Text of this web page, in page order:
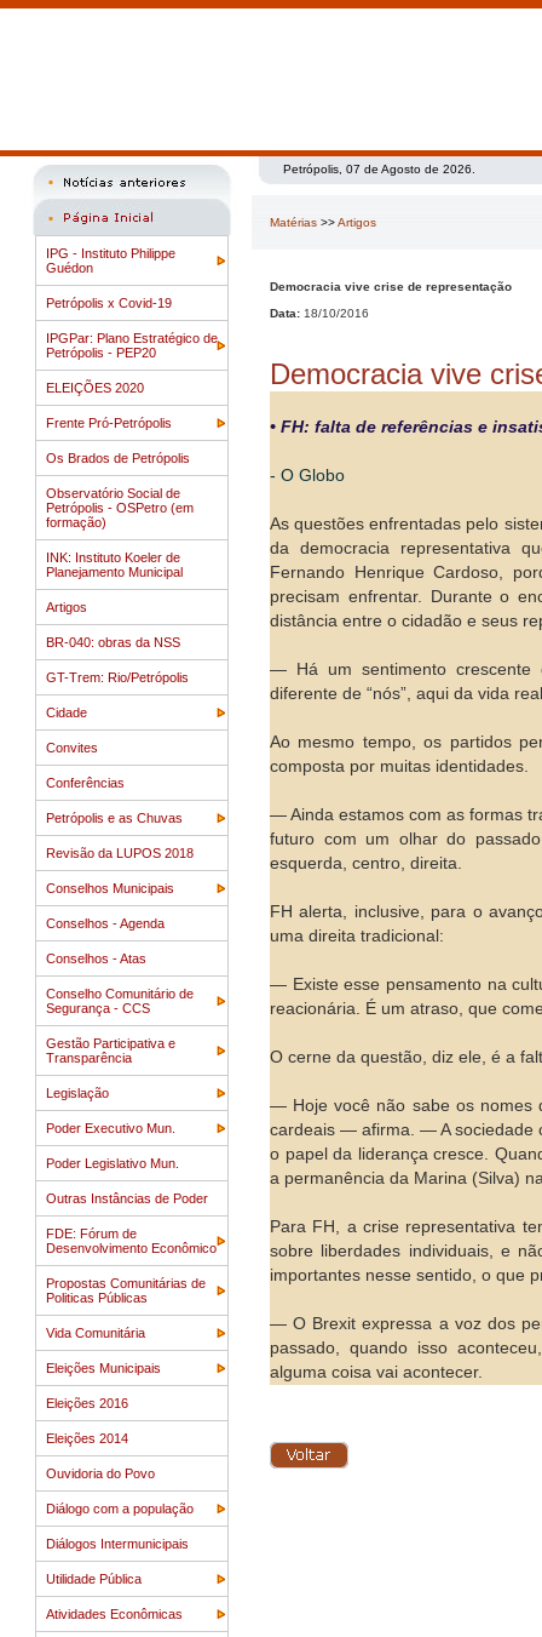
IPG - Instituto Philippe
Guédon
Petrópolis x Covid-19
IPGPar: Plano Estratégico de
Petrópolis - PEP20
ELEIÇÕES 2020
Frente Pró-Petrópolis
Os Brados de Petrópolis
Observatório Social de
Petrópolis - OSPetro (em
formação)
INK: Instituto Koeler de
Planejamento Municipal
Artigos
BR-040: obras da NSS
GT-Trem: Rio/Petrópolis
Cidade
Convites
Conferências
Petrópolis e as Chuvas
Revisão da LUPOS 2018
Conselhos Municipais
Conselhos - Agenda
Conselhos - Atas
Conselho Comunitário de
Segurança - CCS
Gestão Participativa e
Transparência
Legislação
Poder Executivo Mun.
Poder Legislativo Mun.
Outras Instâncias de Poder
FDE: Fórum de
Desenvolvimento Econômico
Propostas Comunitárias de
Politicas Públicas
Vida Comunitária
Eleições Municipais
Eleições 2016
Eleições 2014
Ouvidoria do Povo
Diálogo com a população
Diálogos Intermunicipais
Utilidade Pública
Atividades Econômicas
Petrópolis, 07 de Agosto de 2026.
Matérias >>Artigos
Democracia vive crise de representação
Data: 18/10/2016
Democracia vive
• FH: falta de referências e
- O Globo
As questões enfrentadas pelo
da democracia representativa
Fernando Henrique Cardoso,
precisam enfrentar. Durante o
distância entre o cidadão e seus
— Há um sentimento crescente
diferente de “nós”, aqui da vida
Ao mesmo tempo, os partidos
composta por muitas identidades.
— Ainda estamos com as formas
futuro com um olhar do
esquerda, centro, direita.
FH alerta, inclusive, para o
uma direita tradicional:
— Existe esse pensamento na
reacionária. É um atraso, que
O cerne da questão, diz ele, é a
— Hoje você não sabe os nomes
cardeais — afirma. — A sociedade
o papel da liderança cresce.
a permanência da Marina (Silva)
Para FH, a crise representativa
sobre liberdades individuais, e
importantes nesse sentido, o que
— O Brexit expressa a voz dos
passado, quando isso
alguma coisa vai acontecer.